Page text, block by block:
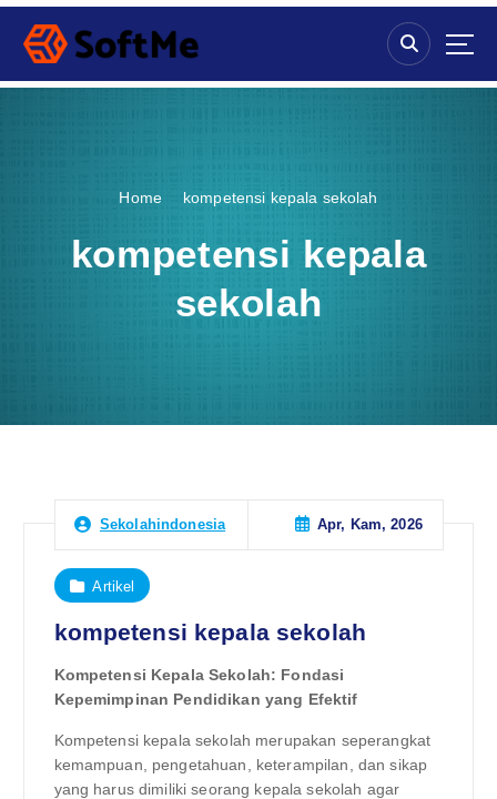
S
p
Home kompetensi kepala sekolah
kompetensi kepala
sekolah
Sekolahindonesia Apr, Kam, 2026
Artikel
kompetensi kepala sekolah
Kompetensi Kepala Sekolah: Fondasi
Kepemimpinan Pendidikan yang Efektif
Kompetensi kepala sekolah merupakan seperangkat
kemampuan, pengetahuan, keterampilan, dan sikap
yang harus dimiliki seorang kepala sekolah agar